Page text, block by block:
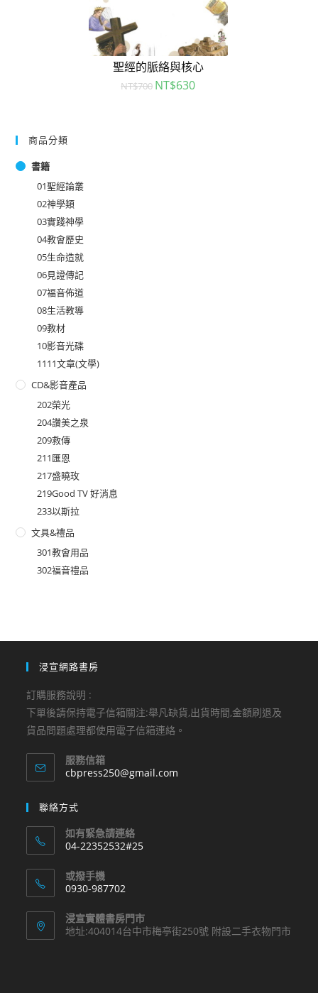
聖經的脈絡與核心
NT$700 NT$630
商品分類
書籍
01聖經論叢
02神學類
03實踐神學
04教會歷史
05生命造就
06見證傳記
07福音佈道
08生活教導
09教材
10影音光碟
1111文章(文學)
CD&影音產品
202榮光
204讚美之泉
209救傳
211匯恩
217盛曉玫
219Good TV 好消息
233以斯拉
文具&禮品
301教會用品
302福音禮品
浸宣網路書房
訂購服務說明 :
下單後請保持電子信箱關注:舉凡缺貨,出貨時間,金額刷退及
貨品問題處理都使用電子信箱連絡。
服務信箱
cbpress250@gmail.com
聯絡方式
如有緊急請連絡
04-22352532#25
in
your
application
或撥手機
0930-987702
in
your
浸宣實體書房門市
地址:404014台中市梅亭街250號 附設二手衣物門市